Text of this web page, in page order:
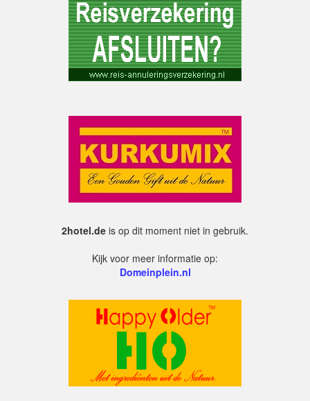
2hotel.de is op dit moment niet in gebruik.
Kijk voor meer informatie op:
Domeinplein.nl